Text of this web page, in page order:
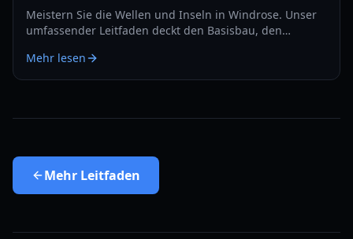
Meistern Sie die Wellen und Inseln in Windrose. Unser
umfassender Leitfaden deckt den Basisbau, den
Mehr lesen
Mehr Leitfaden